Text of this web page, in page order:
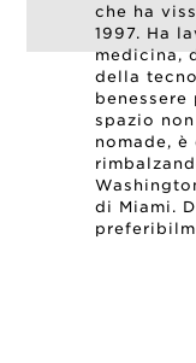
che ha
1997. Ha
medicina,
della
spazio
nomade,
di Miami.